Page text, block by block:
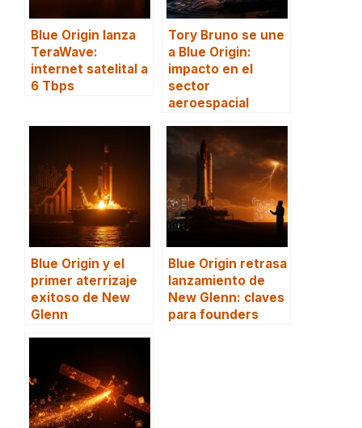
Blue Origin lanza
TeraWave:
internet satelital a
6 Tbps
Tory Bruno se une
a Blue Origin:
impacto en el
sector
aeroespacial
Blue Origin y el
primer aterrizaje
exitoso de New
Glenn
Blue Origin retrasa
lanzamiento de
New Glenn: claves
para founders